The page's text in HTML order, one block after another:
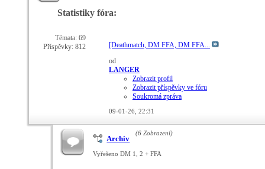
Statistiky fóra:
Témata: 69
Příspěvky: 812
[Deathmatch, DM FFA, DM FFA...
od
LANGER
Zobrazit profil
Zobrazit příspěvky ve fóru
Soukromá zpráva
09-01-26, 22:31
Archiv
(6 Zobrazení)
Vyřešeno DM 1, 2 + FFA